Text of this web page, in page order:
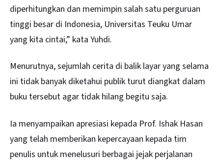
diperhitungkan dan memimpin salah satu perguruan
tinggi besar di Indonesia, Universitas Teuku Umar
yang kita cintai,” kata Yuhdi.
Menurutnya, sejumlah cerita di balik layar yang selama
ini tidak banyak diketahui publik turut diangkat dalam
buku tersebut agar tidak hilang begitu saja.
Ia menyampaikan apresiasi kepada Prof. Ishak Hasan
yang telah memberikan kepercayaan kepada tim
penulis untuk menelusuri berbagai jejak perjalanan